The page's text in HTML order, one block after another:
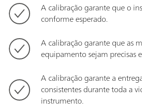
A calibração garante que o
conforme esperado.
A calibração garante que as
equipamento sejam precisas
A calibração garante a
consistentes durante toda a
instrumento.